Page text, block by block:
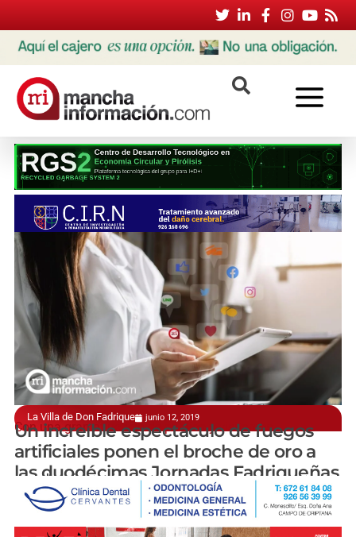
La Villa de Don Fadrique junio 12, 2019
Con una gran afluencia de público y visitantes
Un increíble espectáculo de fuegos
artificiales ponen el broche de oro a
las duodécimas Jornadas Fadriqueñas
manchainformacion.com